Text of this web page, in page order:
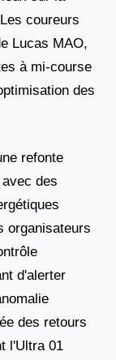
coureurs
Lucas MAO,
à mi-course
des
refonte
des
organisateurs
d'alerter
des retours
l'Ultra 01